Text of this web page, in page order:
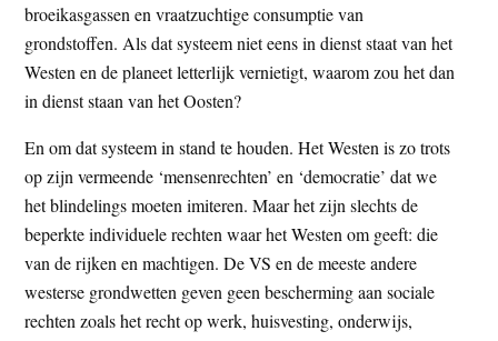
broeikasgassen en vraatzuchtige consumptie van
grondstoffen. Als dat systeem niet eens in dienst staat van het
Westen en de planeet letterlijk vernietigt, waarom zou het dan
in dienst staan van het Oosten?
En om dat systeem in stand te houden. Het Westen is zo trots
op zijn vermeende ‘mensenrechten’ en ‘democratie’ dat we
het blindelings moeten imiteren. Maar het zijn slechts de
beperkte individuele rechten waar het Westen om geeft: die
van de rijken en machtigen. De VS en de meeste andere
westerse grondwetten geven geen bescherming aan sociale
rechten zoals het recht op werk, huisvesting, onderwijs,